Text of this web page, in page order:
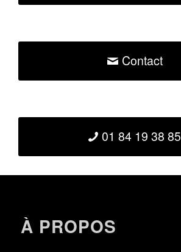
Contact
01 84 19 38 85
À PROPOS